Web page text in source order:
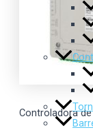
Controladora